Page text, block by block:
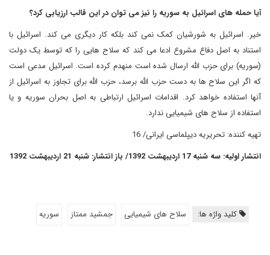
آیا حمله های اسرائیل به سوریه را نیز می توان در این قالب ارزیابی کرد؟
خیر. اسرائیل به شورشیان کمک نمی کند بلکه کار دیگری می کند. اسرائیل با
استناد به اصل دفاع مشروع ادعا می کند که سلاح هایی را که توسط یک دولت
(سوریه) برای حزب الله ارسال شده است منهدم کرده است. اسرائیل مدعی است
که اگر این سلاح ها به دست حزب الله برسد، حزب الله برای تجاوز به اسرائیل از
آنها استفاده خواهد کرد. اقدامات اسرائیل ارتباطی به اصل بحران سوریه و یا
استفاده از سلاح های شیمیایی ندارد.
تهیه کننده: تحریریه دیپلماسی ایرانی/ 16
انتشار اولیه: سه شنبه 17 اردیبهشت 1392/ باز انتشار: شنبه 21 اردیبهشت 1392
کلید واژه ها: سلاح های شیمیایی جمشید ممتاز سوریه